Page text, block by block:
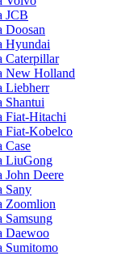
JCB
Doosan
Hyundai
Caterpillar
New Holland
Liebherr
Shantui
Fiat-Hitachi
Fiat-Kobelco
Case
LiuGong
John Deere
Sany
Zoomlion
Samsung
Daewoo
Sumitomo